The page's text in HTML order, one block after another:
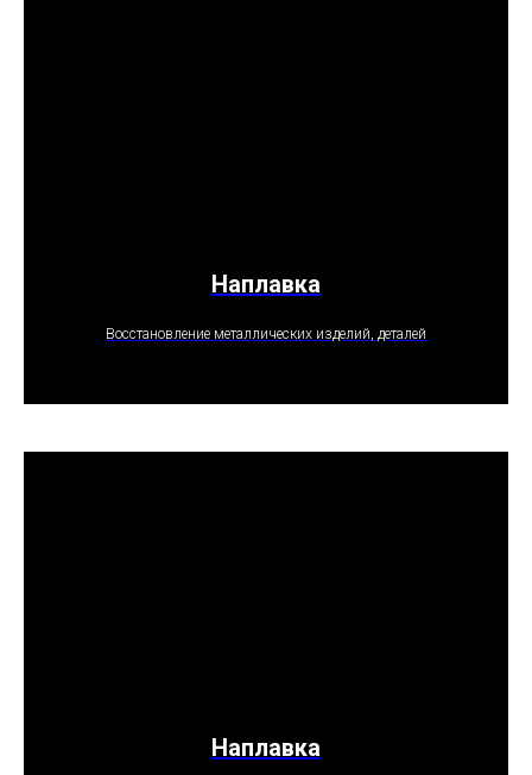
Наплавка
Восстановление металлических изделий, деталей
Наплавка